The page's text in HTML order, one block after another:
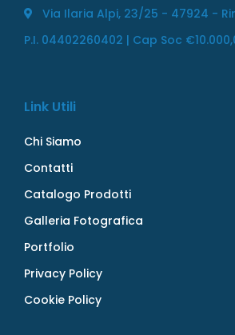
Via Ilaria Alpi, 23/25 - 47924 -
P.I. 04402260402 | Cap Soc
Link Utili
Chi Siamo
Contatti
Catalogo Prodotti
Galleria Fotografica
Portfolio
Privacy Policy
Cookie Policy